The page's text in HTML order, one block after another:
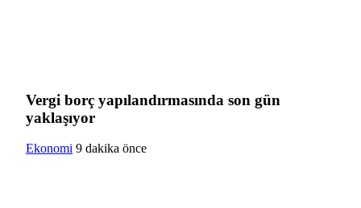
Vergi borç yapılandırmasında son gün
yaklaşıyor
Ekonomi 9 dakika önce